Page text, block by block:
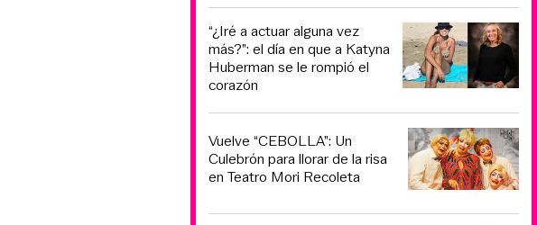
“¿Iré a actuar alguna vez
más?”: el día en que a Katyna
Huberman se le rompió el
corazón
Vuelve “CEBOLLA”: Un
Culebrón para llorar de la risa
en Teatro Mori Recoleta